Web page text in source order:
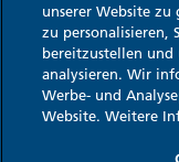
© 2026 WESCO
unserer Website
zu personalisieren,
bereitzustellen und
analysieren. Wir
Werbe- und
Website. Weitere